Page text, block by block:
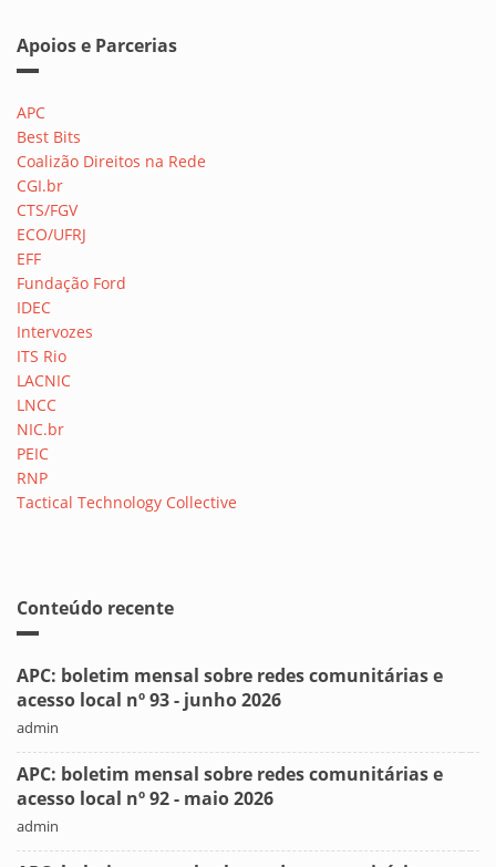
Apoios e Parcerias
APC
Best Bits
Coalizão Direitos na Rede
CGI.br
CTS/FGV
ECO/UFRJ
EFF
Fundação Ford
IDEC
Intervozes
ITS Rio
LACNIC
LNCC
NIC.br
PEIC
RNP
Tactical Technology Collective
Conteúdo recente
APC: boletim mensal sobre redes comunitárias e
acesso local nº 93 - junho 2026
admin
APC: boletim mensal sobre redes comunitárias e
acesso local nº 92 - maio 2026
admin